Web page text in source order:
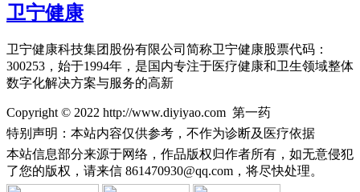
卫宁健康
卫宁健康科技集团股份有限公司简称卫宁健康股票代码：
300253，始于1994年，是国内专注于医疗健康和卫生领域整体
数字化解决方案与服务的高新
Copyright © 2022 http://www.diyiyao.com 第一药
特别声明：本站内容仅供参考，不作为诊断及医疗依据
本站信息部分来源于网络，作品版权归作者所有，如无意侵犯
了您的版权，请来信 861470930@qq.com，将尽快处理。